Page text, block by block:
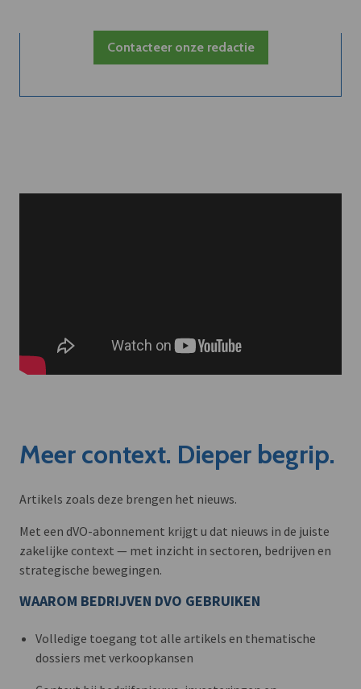
Contacteer onze redactie
Meer context. Dieper begrip.
Artikels zoals deze brengen het nieuws.
Met een dVO-abonnement krijgt u dat nieuws in de juiste
zakelijke context — met inzicht in sectoren, bedrijven en
strategische bewegingen.
WAAROM BEDRIJVEN DVO GEBRUIKEN
Volledige toegang tot alle artikels en thematische
dossiers met verkoopkansen